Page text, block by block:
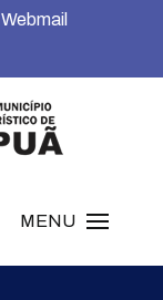
Webmail
MENU